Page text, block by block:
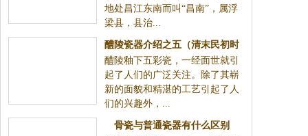
地处昌江东南而叫“昌南”，属浮
梁县，县治...
醴陵瓷器介绍之五（清末民初时
期的四次获奖）
醴陵釉下五彩瓷，一经面世就引
起了人们的广泛关注。除了其崭
新的面貌和精湛的工艺引起了人
们的兴趣外，...
骨瓷与普通瓷器有什么区别